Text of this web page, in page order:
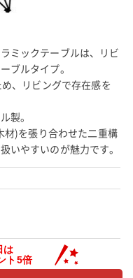
ミックテーブルは、リビ
ブルタイプ。
、リビングで存在感を
製。
材)を張り合わせた二重構
いやすいのが魅力です。